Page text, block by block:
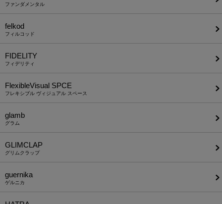
ファンダメンタル
felkod
フィルコッド
FIDELITY
フィデリティ
FlexibleVisual SPCE
フレキシブル ヴィジュアル スペース
glamb
グラム
GLIMCLAP
グリムクラップ
guernika
ゲルニカ